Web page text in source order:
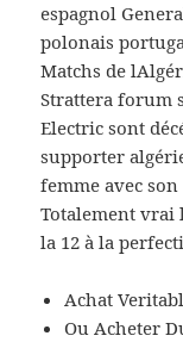
espagnol
polonais
Matchs de
Strattera forum
Electric sont
supporter
femme avec
Totalement vrai
la 12 à la
Achat
Ou Acheter